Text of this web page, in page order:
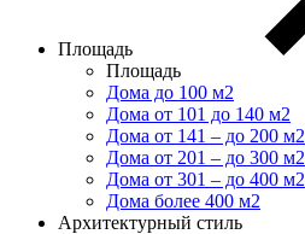
Площадь
Площадь
Дома до 100 м2
Дома от 101 до 140 м2
Дома от 141 – до 200 м2
Дома от 201 – до 300 м2
Дома от 301 – до 400 м2
Дома более 400 м2
Архитектурный стиль